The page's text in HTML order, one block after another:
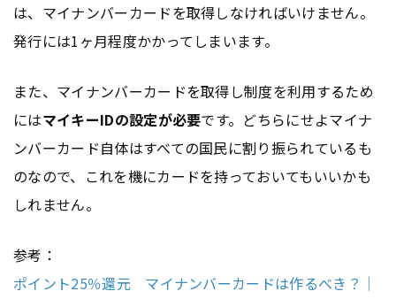
は、マイナンバーカードを取得しなければいけません。
発行には1ヶ月程度かかってしまいます。
また、マイナンバーカードを取得し制度を利用するため
にはマイキーIDの設定が必要です。どちらにせよマイナ
ンバーカード自体はすべての国民に割り振られているも
のなので、これを機にカードを持っておいてもいいかも
しれません。
参考：
ポイント25％還元 マイナンバーカードは作るべき？｜